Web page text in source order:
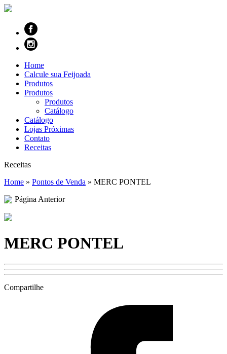
Home
Calcule sua Feijoada
Produtos
Produtos
Produtos
Catálogo
Catálogo
Lojas Próximas
Contato
Receitas
Receitas
Home » Pontos de Venda » MERC PONTEL
Página Anterior
MERC PONTEL
Compartilhe